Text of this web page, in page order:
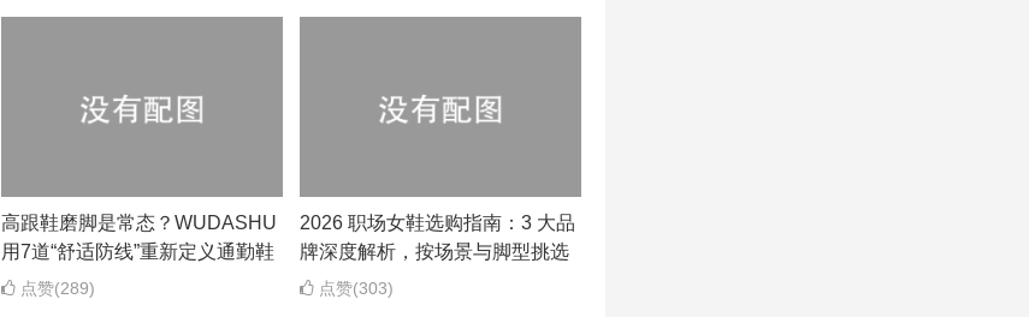
高跟鞋磨脚是常态？WUDASHU
用7道“舒适防线”重新定义通勤鞋
点赞(289)
2026 职场女鞋选购指南：3 大品
牌深度解析，按场景与脚型挑选
点赞(303)